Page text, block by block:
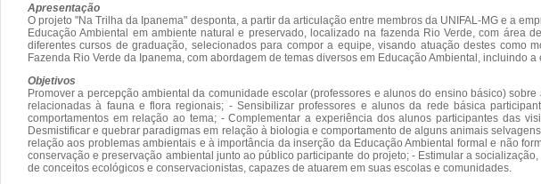
Apresentação
O projeto "Na Trilha da Ipanema" desponta, a partir da articulação entre membros da UNIFAL-MG e a
Educação Ambiental em ambiente natural e preservado, localizado na fazenda Rio Verde, com área
diferentes cursos de graduação, selecionados para compor a equipe, visando atuação destes
Fazenda Rio Verde da Ipanema, com abordagem de temas diversos em Educação Ambiental, incluindo
Objetivos
Promover a percepção ambiental da comunidade escolar (professores e alunos do ensino básico)
relacionadas à fauna e flora regionais; - Sensibilizar professores e alunos da rede básica
comportamentos em relação ao tema; - Complementar a experiência dos alunos participantes das
Desmistificar e quebrar paradigmas em relação à biologia e comportamento de alguns animais
relação aos problemas ambientais e à importância da inserção da Educação Ambiental formal e não
conservação e preservação ambiental junto ao público participante do projeto; - Estimular a
de conceitos ecológicos e conservacionistas, capazes de atuarem em suas escolas e comunidades.